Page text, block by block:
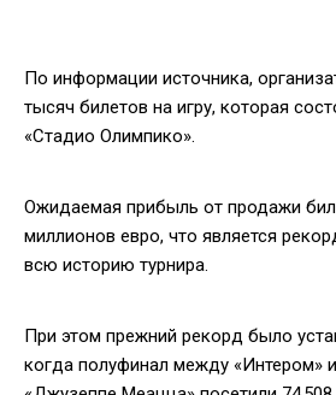
По информации источника,
тысяч билетов на игру, которая
«Стадио Олимпико».
Ожидаемая прибыль от продажи
миллионов евро, что является
всю историю турнира.
При этом прежний рекорд было
когда полуфинал между «Интером»